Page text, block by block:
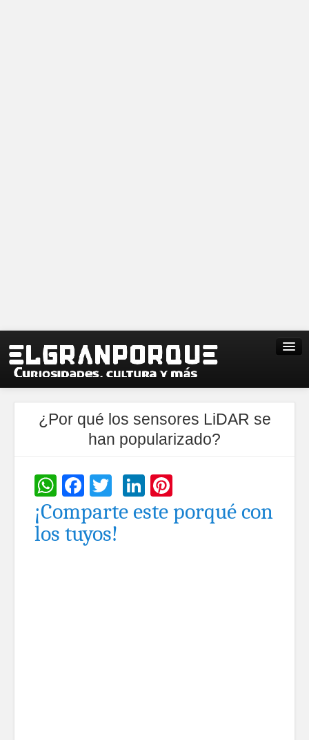
¿Por qué los sensores LiDAR se
han popularizado?
WhatsApp
Facebook
TwitterLinkedIn
¡Comparte este porqué con
los tuyos!